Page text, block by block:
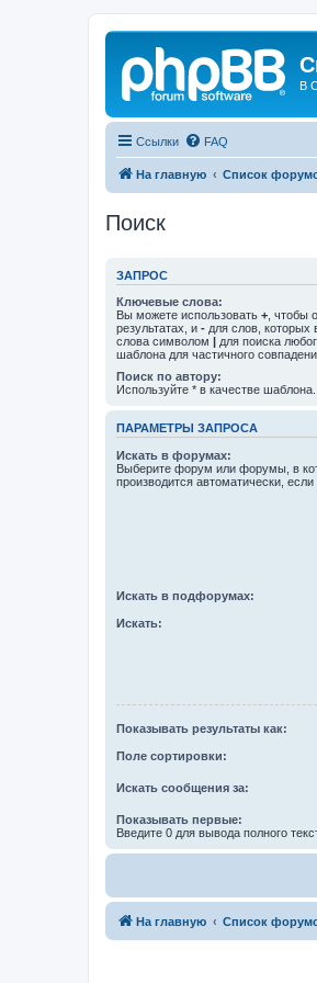
В
Ссылки FAQ
На главную Список
Поиск
ЗАПРОС
Ключевые слова:
Вы можете использовать + , чтобы
результатах, и - для слов, которых
слова символом | для поиска
шаблона для частичного
Поиск по автору:
Используйте * в качестве шаблона.
ПАРАМЕТРЫ ЗАПРОСА
Искать в форумах:
Выберите форум или форумы, в
производится автоматически,
Искать в подфорумах:
Искать:
Показывать результаты как:
Поле сортировки:
Искать сообщения за:
Показывать первые:
Введите 0 для вывода полного
На главную Список